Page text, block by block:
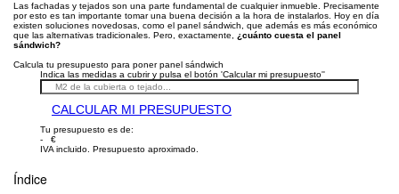
Las fachadas y tejados son una parte fundamental de cualquier inmueble. Precisamente
por esto es tan importante tomar una buena decisión a la hora de instalarlos. Hoy en día
existen soluciones novedosas, como el panel sándwich, que además es más económico
que las alternativas tradicionales. Pero, exactamente, ¿cuánto cuesta el panel
sándwich?
Calcula tu presupuesto para poner panel sándwich
Indica las medidas a cubrir y pulsa el botón 'Calcular mi presupuesto''
CALCULAR MI PRESUPUESTO
Tu presupuesto es de:
- €
IVA incluido. Presupuesto aproximado.
Índice